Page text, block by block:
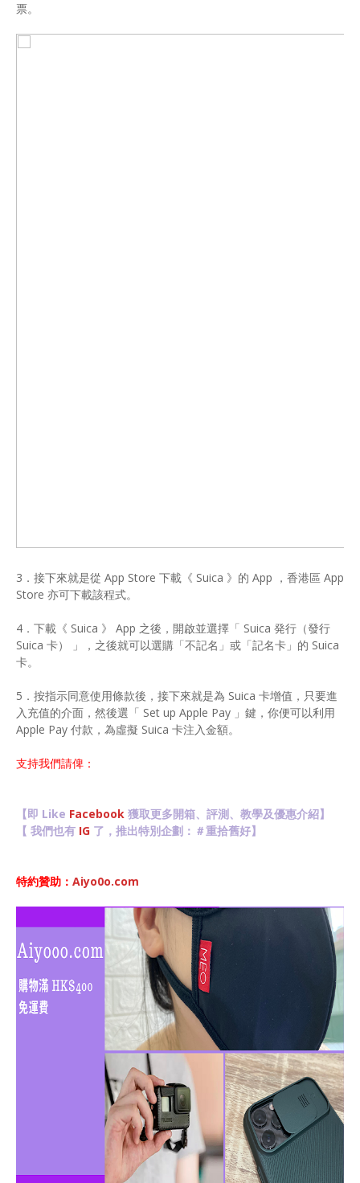
票。
3．接下來就是從 App Store 下載《 Suica 》的 App ，香港區 App
Store 亦可下載該程式。
4．下載《 Suica 》 App 之後，開啟並選擇「 Suica 発行（發行
Suica 卡） 」，之後就可以選購「不記名」或「記名卡」的 Suica
卡。
5．按指示同意使用條款後，接下來就是為 Suica 卡增值，只要進
入充值的介面，然後選「 Set up Apple Pay 」鍵，你便可以利用
Apple Pay 付款，為虛擬 Suica 卡注入金額。
支持我們請俾：
【即 Like Facebook 獲取更多開箱、評測、教學及優惠介紹】
【 我們也有 IG 了，推出特別企劃：＃重拾舊好】
特約贊助： Aiyo0o.com